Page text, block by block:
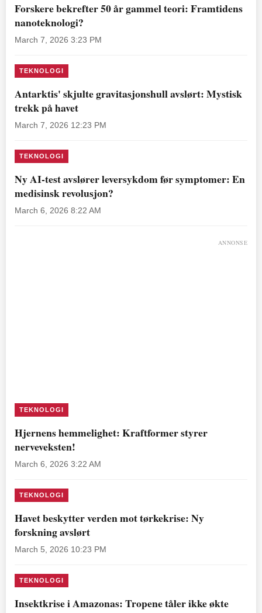
Forskere bekrefter 50 år gammel teori: Framtidens
nanoteknologi?
March 7, 2026 3:23 PM
TEKNOLOGI
Antarktis' skjulte gravitasjonshull avslørt: Mystisk
trekk på havet
March 7, 2026 12:23 PM
TEKNOLOGI
Ny AI-test avslører leversykdom før symptomer: En
medisinsk revolusjon?
March 6, 2026 8:22 AM
ANNONSE
TEKNOLOGI
Hjernens hemmelighet: Kraftformer styrer
nerveveksten!
March 6, 2026 3:22 AM
TEKNOLOGI
Havet beskytter verden mot tørkekrise: Ny
forskning avslørt
March 5, 2026 10:23 PM
TEKNOLOGI
Insektkrise i Amazonas: Tropene tåler ikke økte